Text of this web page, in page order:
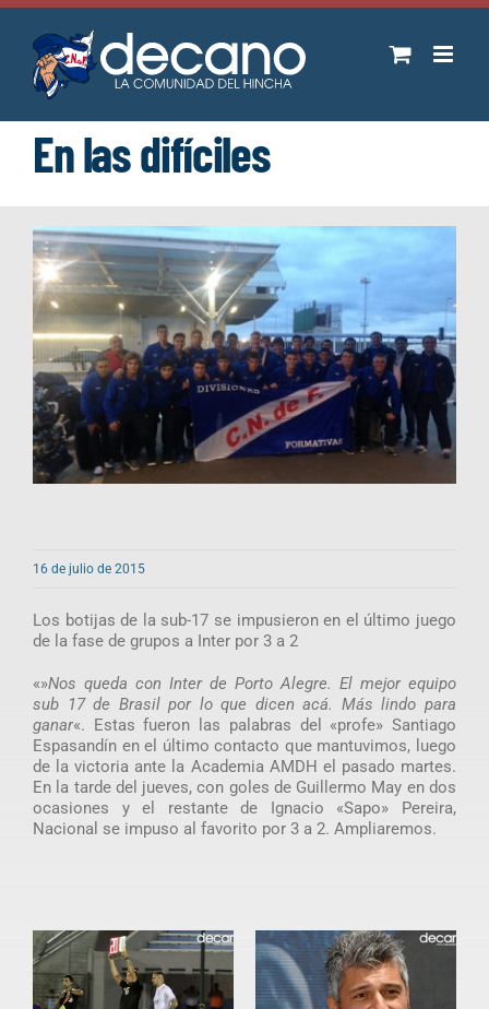
Saltar
contenido
En las difíciles
16 de julio de 2015
Los botijas de la sub-17 se impusieron en el último juego
de la fase de grupos a Inter por 3 a 2
«»Nos queda con Inter de Porto Alegre. El mejor equipo
sub 17 de Brasil por lo que dicen acá. Más lindo para
ganar«. Estas fueron las palabras del «profe» Santiago
Espasandín en el último contacto que mantuvimos, luego
de la victoria ante la Academia AMDH el pasado martes.
En la tarde del jueves, con goles de Guillermo May en dos
ocasiones y el restante de Ignacio «Sapo» Pereira,
Nacional se impuso al favorito por 3 a 2. Ampliaremos.